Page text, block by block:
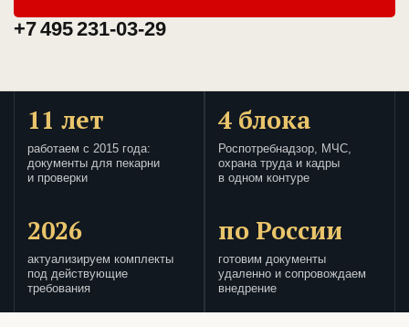
+7 495 231-03-29
11 лет
работаем с 2015 года:
документы для пекарни
и проверки
4 блока
Роспотребнадзор, МЧС,
охрана труда и кадры
в одном контуре
2026
актуализируем комплекты
под действующие
требования
по России
готовим документы
удаленно и сопровождаем
внедрение